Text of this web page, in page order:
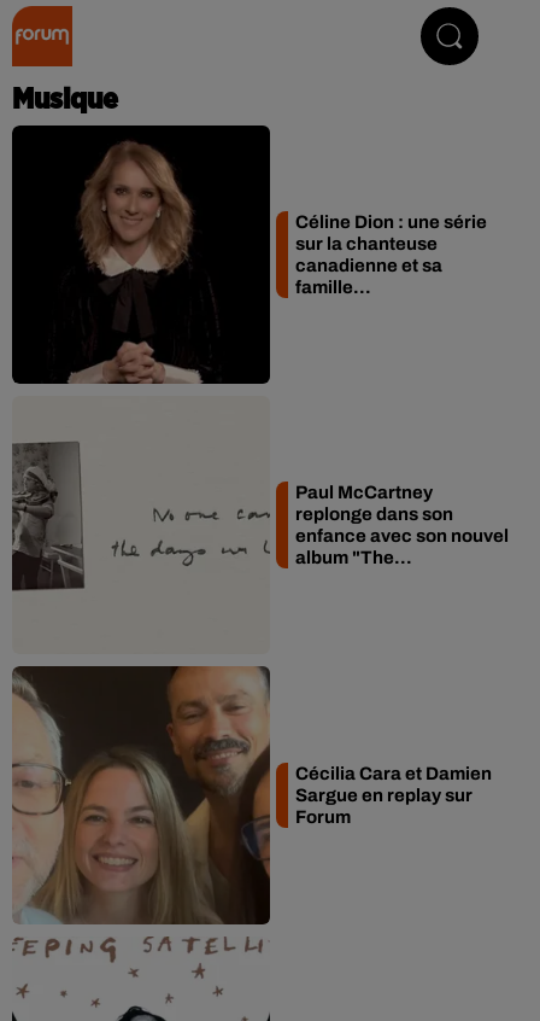
Musique
Céline Dion : une série
sur la chanteuse
canadienne et sa
famille...
Paul McCartney
replonge dans son
enfance avec son nouvel
album "The...
Cécilia Cara et Damien
Sargue en replay sur
Forum